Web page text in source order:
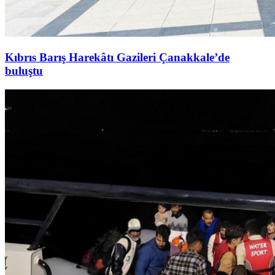
Kıbrıs Barış Harekâtı Gazileri Çanakkale’de
buluştu